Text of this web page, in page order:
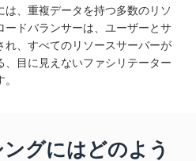
は、重複データを持つ多数のリソ
ードバランサーは、ユーザーとサ
れ、すべてのリソースサーバーが
目に見えないファシリテーター
グにはどのよう